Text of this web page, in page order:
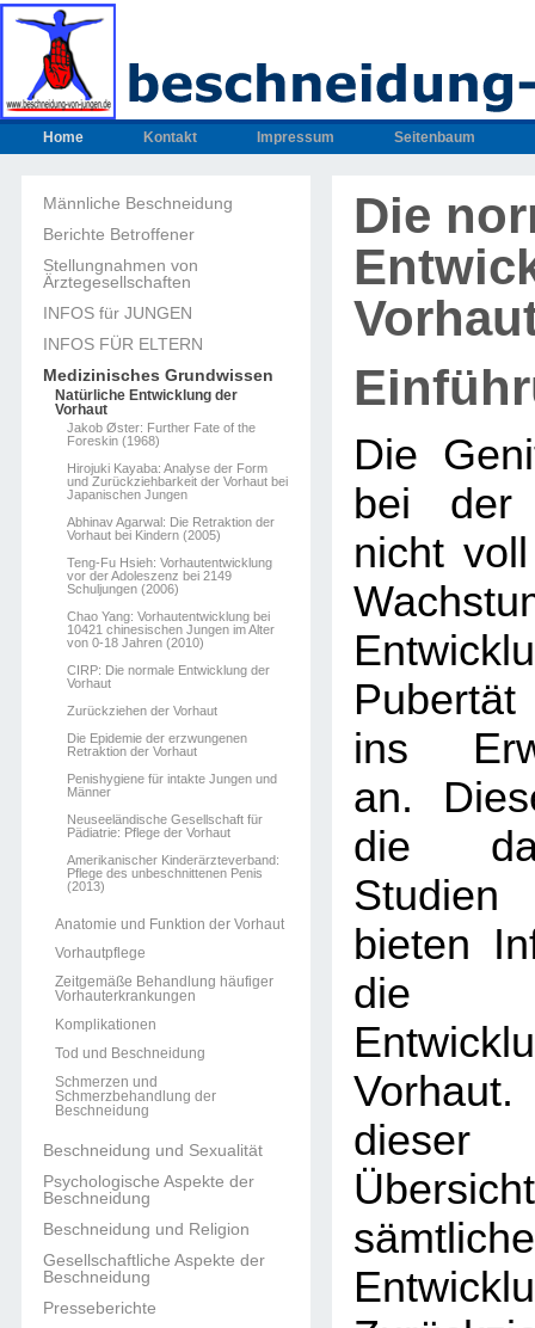
Home Kontakt Impressum Seitenbaum
Männliche Beschneidung
Berichte Betroffener
Stellungnahmen von
Ärztegesellschaften
INFOS für JUNGEN
INFOS FÜR ELTERN
Medizinisches Grundwissen
Natürliche Entwicklung der
Vorhaut
Jakob Øster: Further Fate of the
Foreskin (1968)
Hirojuki Kayaba: Analyse der Form
und Zurückziehbarkeit der Vorhaut bei
Japanischen Jungen
Abhinav Agarwal: Die Retraktion der
Vorhaut bei Kindern (2005)
Teng-Fu Hsieh: Vorhautentwicklung
vor der Adoleszenz bei 2149
Schuljungen (2006)
Chao Yang: Vorhautentwicklung bei
10421 chinesischen Jungen im Alter
von 0-18 Jahren (2010)
CIRP: Die normale Entwicklung der
Vorhaut
Zurückziehen der Vorhaut
Die Epidemie der erzwungenen
Retraktion der Vorhaut
Penishygiene für intakte Jungen und
Männer
Neuseeländische Gesellschaft für
Pädiatrie: Pflege der Vorhaut
Amerikanischer Kinderärzteverband:
Pflege des unbeschnittenen Penis
(2013)
Anatomie und Funktion der Vorhaut
Vorhautpflege
Zeitgemäße Behandlung häufiger
Vorhauterkrankungen
Komplikationen
Tod und Beschneidung
Schmerzen und
Schmerzbehandlung der
Beschneidung
Beschneidung und Sexualität
Psychologische Aspekte der
Beschneidung
Beschneidung und Religion
Gesellschaftliche Aspekte der
Beschneidung
Presseberichte
Die
Die
bei der
nicht
ins
an.
die
bieten
die
dieser